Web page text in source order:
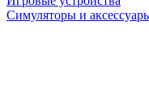
Симуляторы и